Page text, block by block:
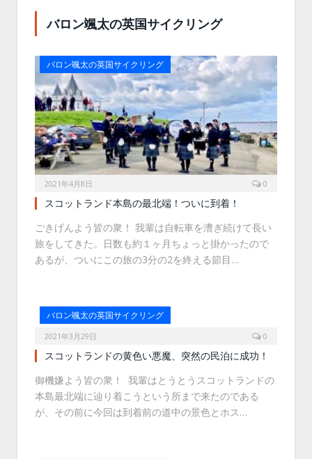
バロン颯太の英国サイクリング
バロン颯太の英国サイクリング
2021年4月8日 0
スコットランド本島の最北端！ついに到着！
ごきげんよう皆の衆！ 我輩は自転車を漕ぎ続けて長い
旅をしてきた。日数も約１ヶ月ちょっと掛かったので
あるが、ついにこの旅の3分の2を終える節目…
バロン颯太の英国サイクリング
2021年3月29日 0
スコットランドの黄色い悪魔、突然の民泊に成功！
御機嫌よう皆の衆！ 我輩はとうとうスコットランドの
本島最北端に辿り着こうという所まで来たのである
が、その前に今回は到着前の道中の景色とホス…